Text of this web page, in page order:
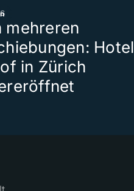
mehreren
Hotel
in Zürich